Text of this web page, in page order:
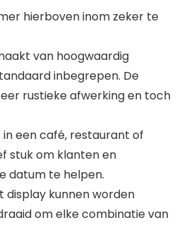
hierboven inom zeker te
van hoogwaardig
inbegrepen. De
rustieke afwerking en toch
een café, restaurant of
stuk om klanten en
datum te helpen.
display kunnen worden
om elke combinatie van